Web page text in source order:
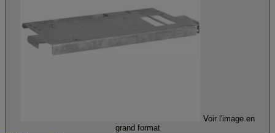
Voir l'image en
grand format